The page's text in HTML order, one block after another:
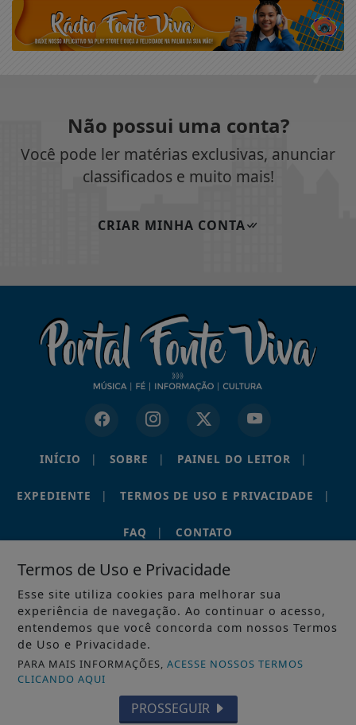
Não possui uma conta?
Você pode ler matérias exclusivas, anunciar
classificados e muito mais!
CRIAR MINHA CONTA
INÍCIO | SOBRE | PAINEL DO LEITOR |
EXPEDIENTE | TERMOS DE USO E PRIVACIDADE |
FAQ | CONTATO
PORTAL RÁDIO FONTE VIVA • EUSÉBIO – CEARÁ • © 2012–
2026. TODOS OS DIREITOS RESERVADOS.
Termos de Uso e Privacidade
Esse site utiliza cookies para melhorar sua
experiência de navegação. Ao continuar o acesso,
entendemos que você concorda com nossos Termos
de Uso e Privacidade.
PARA MAIS INFORMAÇÕES,ACESSE NOSSOS TERMOS
CLICANDO AQUI
PROSSEGUIR